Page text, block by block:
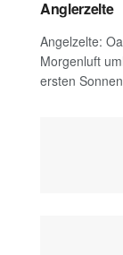
Anglerzelte
Angelzelte:
Morgenluft
ersten